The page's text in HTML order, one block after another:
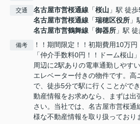
交通 名古屋市営桜通線 「桜山 」駅 徒
名古屋市営桜通線 「瑞穂区役所 」
名古屋市営鶴舞線 「御器所 」駅
備考
！！期間限定！！初期費用10万円
「仲介手数料0円！！ドーム桜山
周辺に2駅ありの電車通勤しやす
エレベーター付きの物件です。高
で、徒歩5分で駅に行くことがで
動産情報をお求めなら、まずは出
さい。当社では、名古屋市営桜通
様な不動産情報を取り扱っており